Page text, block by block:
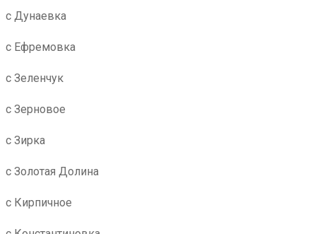
с Дунаевка
с Ефремовка
с Зеленчук
с Зерновое
с Зирка
с Золотая Долина
с Кирпичное